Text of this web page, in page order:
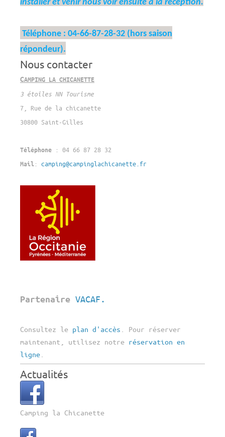
installer et venir nous voir ensuite à la réception.
Téléphone : 04-66-87-28-32 (hors saison
répondeur).
Nous contacter
CAMPING LA CHICANETTE
3 étoiles NN Tourisme
7, Rue de la chicanette
30800 Saint-Gilles
Téléphone : 04 66 87 28 32
Mail: camping@campinglachicanette.fr
Partenaire VACAF.
Consultez le plan d'accès . Pour réserver
maintenant, utilisez notre réservation en
ligne
Actualités
Camping la Chicanette